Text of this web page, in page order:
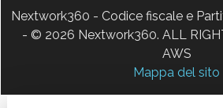
Nextwork360 - Codice fiscale e
- © 2026 Nextwork360. ALL
AWS
Mappa del sito